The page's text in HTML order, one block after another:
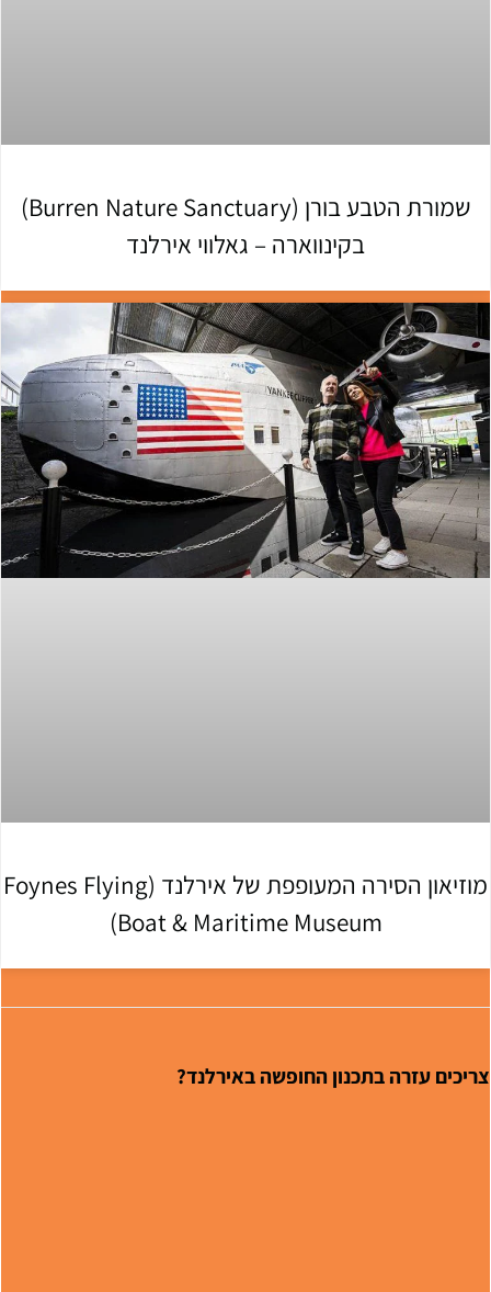
שמורת הטבע בורן (Burren Nature Sanctuary)
בקינווארה – גאלווי אירלנד
מוזיאון הסירה המעופפת של אירלנד (Foynes Flying
Boat & Maritime Museum)
צריכים עזרה בתכנון החופשה באירלנד?